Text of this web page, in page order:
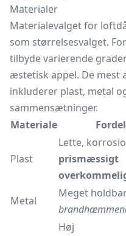
Materialer
Materialevalget for
som størrelsesvalget.
tilbyde varierende
æstetisk appel. De mest
inkluderer plast, metal
sammensætninger.
Materiale
Plast
Lette,
prismæssigt
Metal
Meget
Høj